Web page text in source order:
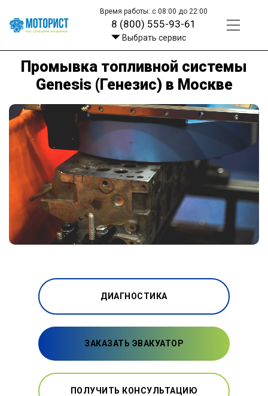
Время работы: с 08:00 до 22:00
8 (800) 555-93-61
Выбрать сервис
Промывка топливной системы
Genesis (Генезис) в Москве
ДИАГНОСТИКА
ЗАКАЗАТЬ ЭВАКУАТОР
ПОЛУЧИТЬ КОНСУЛЬТАЦИЮ